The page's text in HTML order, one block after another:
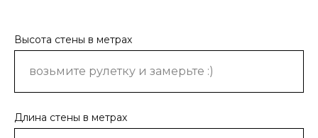
Высота стены в метрах
Длина стены в метрах